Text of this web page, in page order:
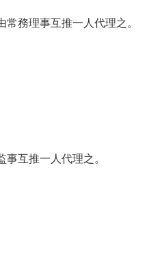
務理事互推一人代理之。
互推一人代理之。